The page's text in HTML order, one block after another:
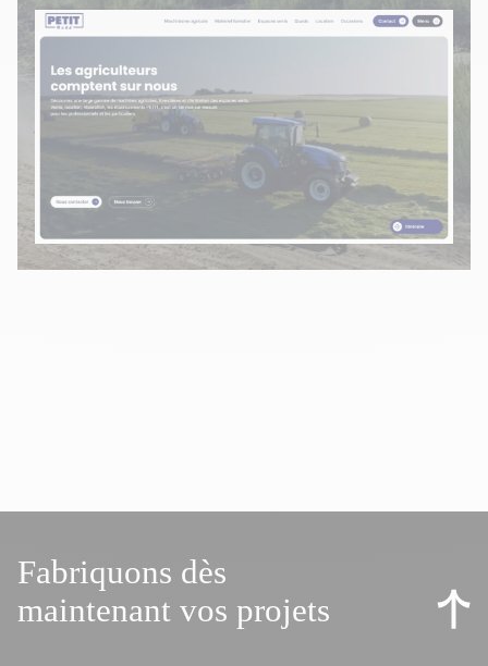
Fabriquons dès
maintenant vos projets